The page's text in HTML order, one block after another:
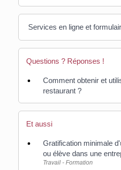
Services en ligne et
Questions ? Réponses !
Comment obtenir et
restaurant ?
Et aussi
Gratification minimale
ou élève dans une
Travail - Formation